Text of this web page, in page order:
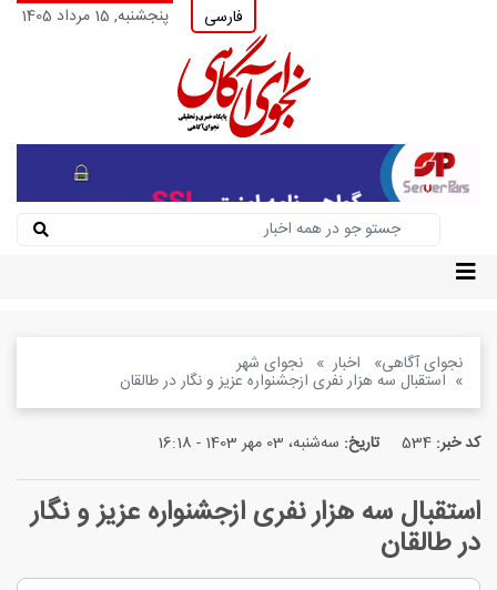
پنجشنبه, 15 مرداد 1405 فارسی
نجوای آگاهی اخبار نجوای شهر
استقبال سه هزار نفری ازجشنواره عزیز و نگار در طالقان
کد خبر: 534 تاریخ: سه‌شنبه، 03 مهر 1403 - 16:18
استقبال سه هزار نفری ازجشنواره عزیز و نگار
در طالقان